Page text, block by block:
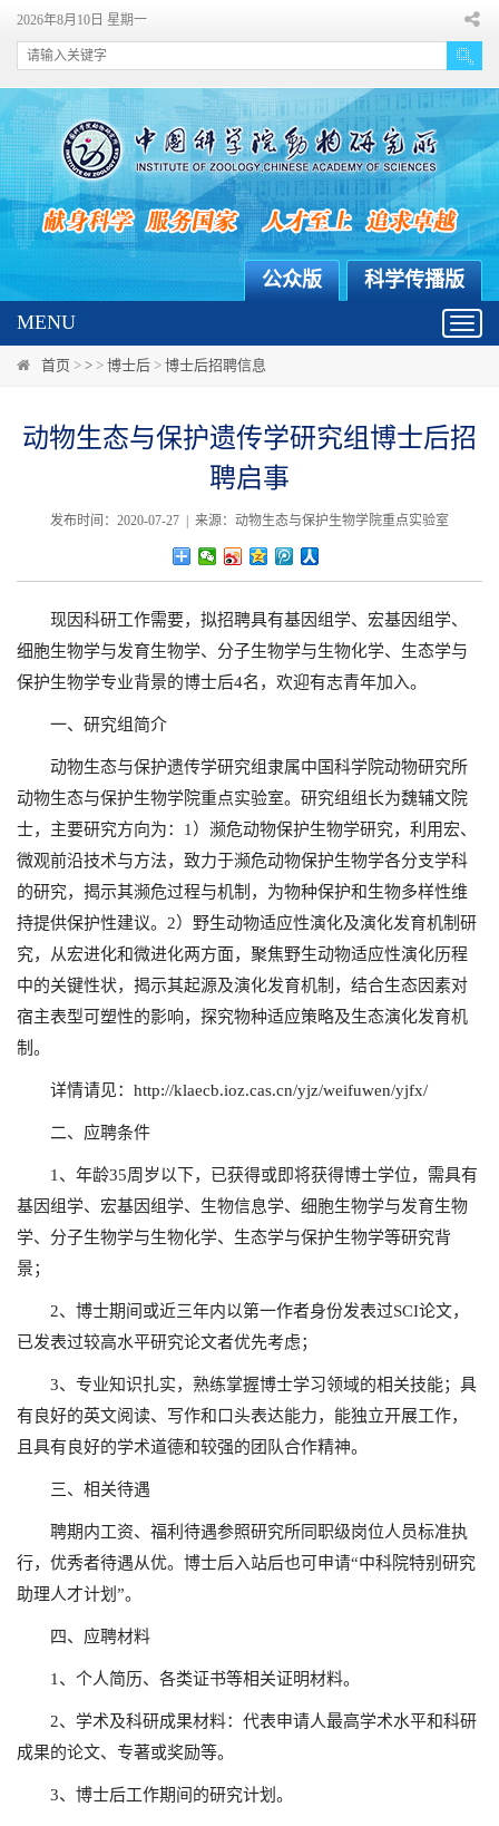
2026年8月10日 星期一
科学传播版
公众版
MENU
首页 > > > 博士后 > 博士后招聘信息
动物生态与保护遗传学研究组博士后招
聘启事
发布时间：2020-07-27 | 来源：动物生态与保护生物学院重点实验室
现因科研工作需要，拟招聘具有基因组学、宏基因组学、
细胞生物学与发育生物学、分子生物学与生物化学、生态学与
保护生物学专业背景的博士后4名，欢迎有志青年加入。
一、研究组简介
动物生态与保护遗传学研究组隶属中国科学院动物研究所
动物生态与保护生物学院重点实验室。研究组组长为魏辅文院
士，主要研究方向为：1）濒危动物保护生物学研究，利用宏、
微观前沿技术与方法，致力于濒危动物保护生物学各分支学科
的研究，揭示其濒危过程与机制，为物种保护和生物多样性维
持提供保护性建议。2）野生动物适应性演化及演化发育机制研
究，从宏进化和微进化两方面，聚焦野生动物适应性演化历程
中的关键性状，揭示其起源及演化发育机制，结合生态因素对
宿主表型可塑性的影响，探究物种适应策略及生态演化发育机
制。
详情请见： http://klaecb.ioz.cas.cn/yjz/weifuwen/yjfx/
二、应聘条件
1、年龄35周岁以下，已获得或即将获得博士学位，需具有
基因组学、宏基因组学、生物信息学、细胞生物学与发育生物
学、分子生物学与生物化学、生态学与保护生物学等研究背
景；
2、博士期间或近三年内以第一作者身份发表过SCI论文，
已发表过较高水平研究论文者优先考虑；
3、专业知识扎实，熟练掌握博士学习领域的相关技能；具
有良好的英文阅读、写作和口头表达能力，能独立开展工作，
且具有良好的学术道德和较强的团队合作精神。
三、相关待遇
聘期内工资、福利待遇参照研究所同职级岗位人员标准执
行，优秀者待遇从优。博士后入站后也可申请“中科院特别研究
助理人才计划”。
四、应聘材料
1、个人简历、各类证书等相关证明材料。
2、学术及科研成果材料：代表申请人最高学术水平和科研
成果的论文、专著或奖励等。
3、博士后工作期间的研究计划。